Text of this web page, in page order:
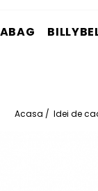
Acasa / Idei de